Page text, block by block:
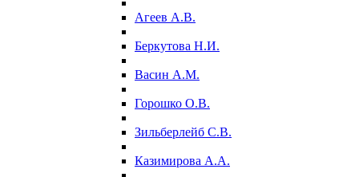
Агеев А.В.
Беркутова Н.И.
Васин А.М.
Горошко О.В.
Зильберлейб С.В.
Казимирова А.А.